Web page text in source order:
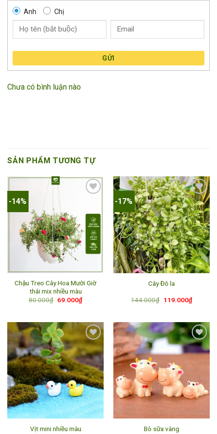
Anh Chị
GỬI
Chưa có bình luận nào
SẢN PHẨM TƯƠNG TỰ
-14%
Add to
wishlist
Chậu Treo Cây Hoa Mười Giờ
thái mix nhiều màu
80.000₫ Giá
69.000₫Giá
hiện
69.000₫.
-17%
Add to
wishlist
Cây Đô la
144.000₫ Giá
119.000₫Giá
hiện
Add to
wishlist
Vịt mini nhiều màu
Bò sữa vàng